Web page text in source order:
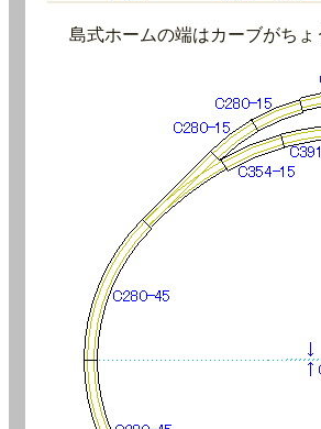
島式ホームの端はカーブがち